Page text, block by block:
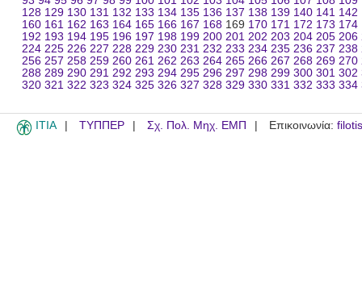
128 129 130 131 132 133 134 135 136 137 138 139 140 141 142
160 161 162 163 164 165 166 167 168 169 170 171 172 173 174
192 193 194 195 196 197 198 199 200 201 202 203 204 205 206
224 225 226 227 228 229 230 231 232 233 234 235 236 237 238
256 257 258 259 260 261 262 263 264 265 266 267 268 269 270
288 289 290 291 292 293 294 295 296 297 298 299 300 301 302
320 321 322 323 324 325 326 327 328 329 330 331 332 333 334
ITIA ΤΥΠΠΕΡ Σχ. Πολ. Μηχ. ΕΜΠ Επικοινωνία: